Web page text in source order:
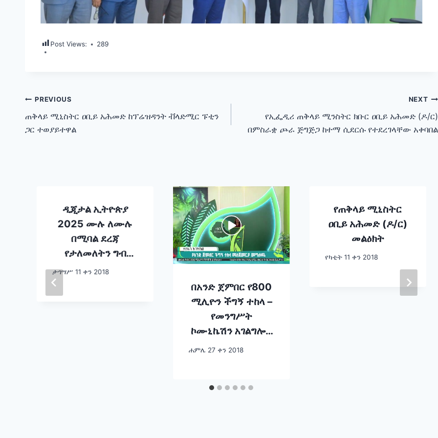
Post Views: 289
Post
navigation
PREVIOUS
ጠቅላይ ሚኒስትር ዐቢይ አሕመድ ከፕሬዝዳንት ቭላድሚር ፑቲን
ጋር ተወያይተዋል
NEXT
የኢፌዲሪ ጠቅላይ ሚንስትር ክቡር ዐቢይ አሕመድ (ዶ/ር)
በምስራቋ ጮራ ጅግጅጋ ከተማ ሲደርሱ የተደረገላቸው አቀባበል
ዲጂታል ኢትዮጵያ
2025 ሙሉ ለሙሉ
በሚባል ደረጃ
የታለመለትን ግብ
አሳክቶ ተጠናቋል
ታኅሣሥ 11 ቀን 2018
በአንድ ጀምበር የ800
ሚሊዮን ችግኝ ተከላ –
የመንግሥት
ኮሙኒኬሽን አገልግሎት
ሚኒስትር እናትዓለም
ሐምሌ 27 ቀን 2018
የጠቅላይ ሚኒስትር
ዐቢይ አሕመድ (ዶ/ር)
መልዕክት
የካቲት 11 ቀን 2018